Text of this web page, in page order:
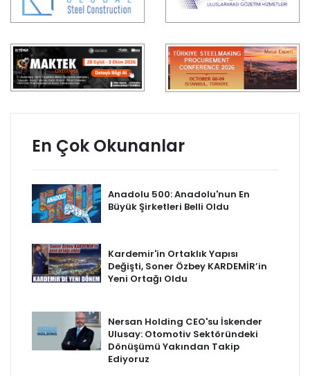
En Çok Okunanlar
Anadolu 500: Anadolu'nun En
Büyük Şirketleri Belli Oldu
Kardemir'in Ortaklık Yapısı
Değişti, Soner Özbey KARDEMİR’in
Yeni Ortağı Oldu
Nersan Holding CEO'su İskender
Ulusay: Otomotiv Sektöründeki
Dönüşümü Yakından Takip
Ediyoruz